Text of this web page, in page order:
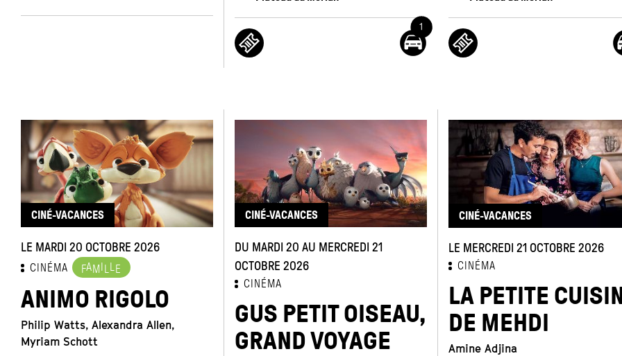
1
CINÉ-VACANCES
LE MARDI 20 OCTOBRE 2026
CINÉMA FAM E
ANIMO RIGOLO
Philip Watts, Alexandra Allen,
Myriam Schott
CINÉ-VACANCES
DU MARDI 20 AU MERCREDI 21
OCTOBRE 2026
CINÉMA
GUS PETIT OISEAU,
GRAND VOYAGE
CINÉ-VACANCES
LE MERCREDI 21 OCTOBRE 2026
CINÉMA
LA PETITE
DE MEHDI
Amine Adjina